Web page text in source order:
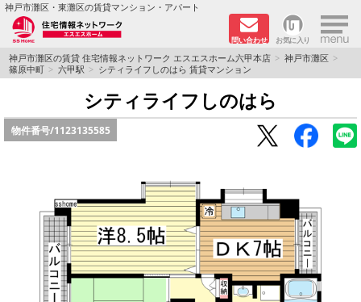
神戸市灘区・東灘区の賃貸マンション・アパート
問い合わせ お気に入り ×
TOPページ
学生さん向け物件
ペット飼育可物件
路線·駅から探す
地域から探す
神戸市灘区の賃貸 住宅情報ネットワーク エスエスホーム六甲本店
神戸市灘区
篠原中町
六甲駅 シティライフしのはら 賃貸マンション
シティライフしのはら
物件番号/1123135585